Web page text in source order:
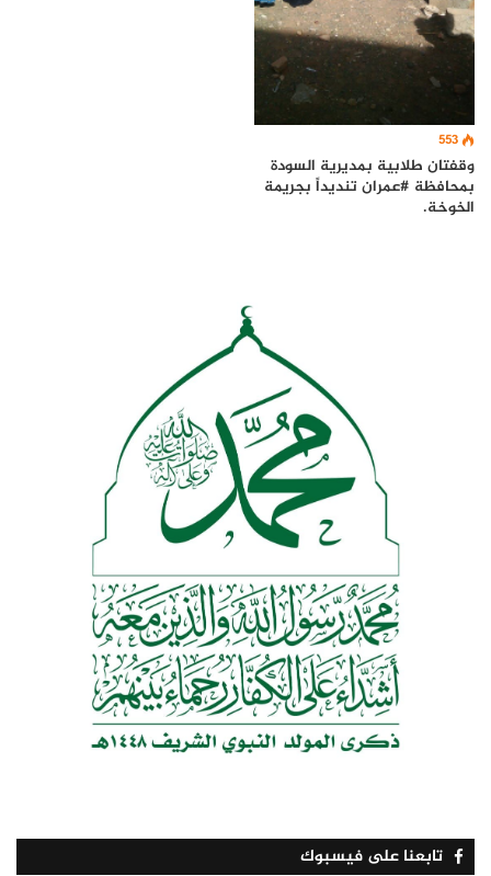
553
وقفتان طلابية بمديرية السودة
بمحافظة #عمران تنديداً بجريمة
الخوخة.
تابعنا على فيسبوك